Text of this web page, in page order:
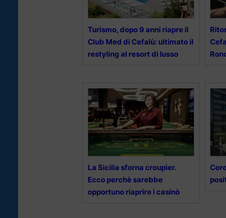
Turismo, dopo 9 anni riapre il
Club Med di Cefalù: ultimato il
restyling al resort di lusso
La Sicilia sforna croupier.
Ecco perchè sarebbe
opportuno riaprire i casinò